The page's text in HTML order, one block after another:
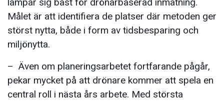
lämpar sig bäst för drönarbaserad inmätning.
Målet är att identifiera de platser där metoden ger
störst nytta, både i form av tidsbesparing och
miljönytta.
– Även om planeringsarbetet fortfarande pågår,
pekar mycket på att drönare kommer att spela en
central roll i nästa års arbete. Med största